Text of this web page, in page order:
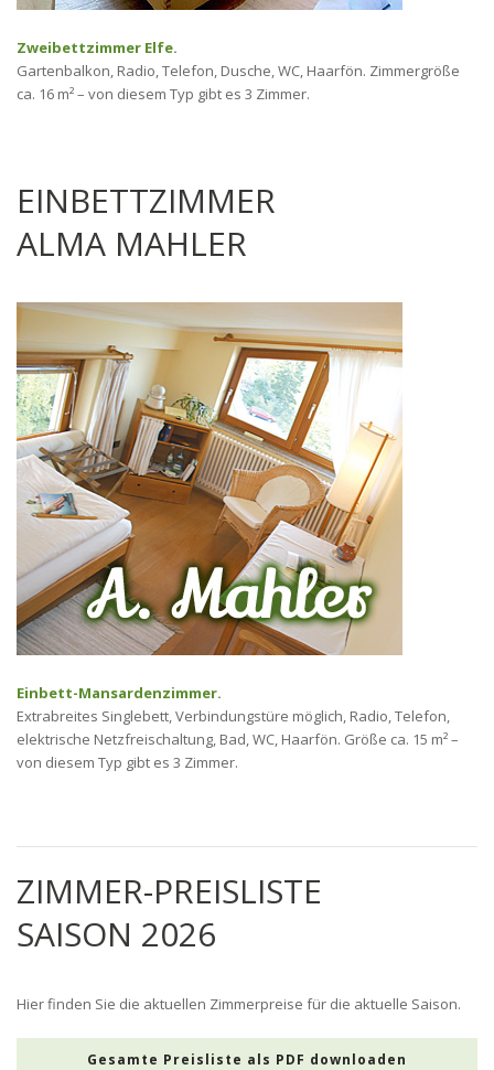
Zweibettzimmer Elfe.
Gartenbalkon, Radio, Telefon, Dusche, WC, Haarfön. Zimmergröße
ca. 16 m² – von diesem Typ gibt es 3 Zimmer.
EINBETTZIMMER
ALMA MAHLER
Einbett-Mansardenzimmer.
Extrabreites Singlebett, Verbindungstüre möglich, Radio, Telefon,
elektrische Netzfreischaltung, Bad, WC, Haarfön. Größe ca. 15 m² –
von diesem Typ gibt es 3 Zimmer.
ZIMMER-PREISLISTE
SAISON 2026
Hier finden Sie die aktuellen Zimmerpreise für die aktuelle Saison.
Gesamte Preisliste als PDF downloaden